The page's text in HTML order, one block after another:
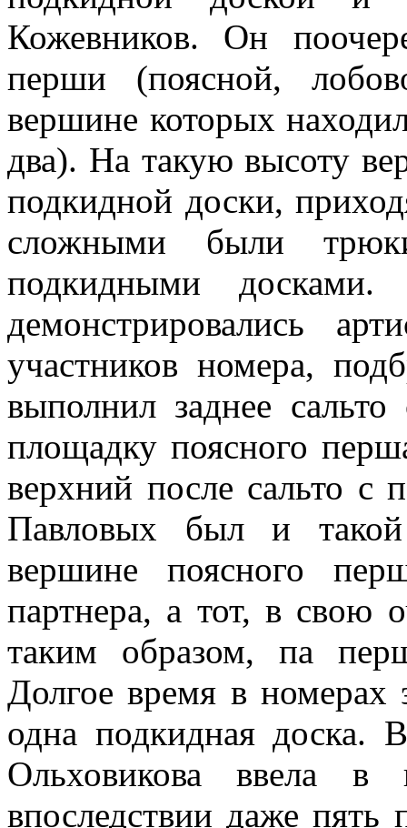
Кожевников. Он
перши (поясной,
вершине которых
два). На такую высоту
подкидной доски,
сложными были
подкидными
демонстрировались
участников номера,
выполнил заднее
площадку поясного
верхний после сальто с
Павловых был и
вершине поясного
партнера, а тот, в свою
таким образом, па
Долгое время в номерах
одна подкидная
Ольховикова ввела
впоследствии даже